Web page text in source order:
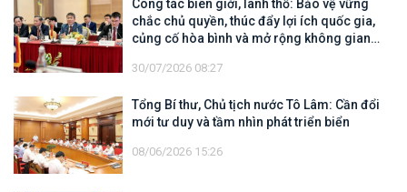
Công tác biên giới, lãnh thổ: Bảo vệ vững
chắc chủ quyền, thúc đẩy lợi ích quốc gia,
củng cố hòa bình và mở rộng không gian
30/07/2026 08:27
Tổng Bí thư, Chủ tịch nước Tô Lâm: Cần đổi
mới tư duy và tầm nhìn phát triển biển
08/06/2026 15:26